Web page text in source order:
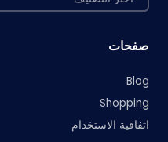
صفحات
Blog
Shopping
اتفاقية الاستخدام